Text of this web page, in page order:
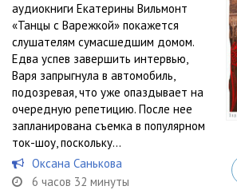
аудиокниги Екатерины Вильмонт
«Танцы с Варежкой» покажется
слушателям сумасшедшим домом.
Едва успев завершить интервью,
Варя запрыгнула в автомобиль,
подозревая, что уже опаздывает на
очередную репетицию. После нее
запланирована съемка в популярном
ток-шоу, поскольку...
Оксана Санькова
6 часов 32 минуты